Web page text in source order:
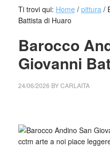
Ti trovi qui: Home / pittura /
Battista di Huaro
Barocco
Giovanni
24/06/2026 BYCARLAITA